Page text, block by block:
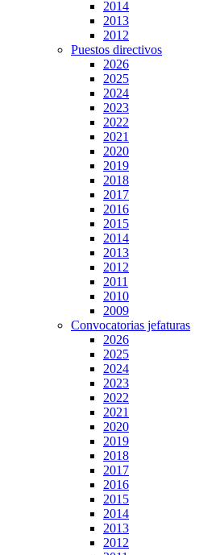
2014
2013
2012
Puestos directivos
2026
2025
2024
2023
2022
2021
2020
2019
2018
2017
2016
2015
2014
2013
2012
2011
2010
2009
Convocatorias jefaturas
2026
2025
2024
2023
2022
2021
2020
2019
2018
2017
2016
2015
2014
2013
2012